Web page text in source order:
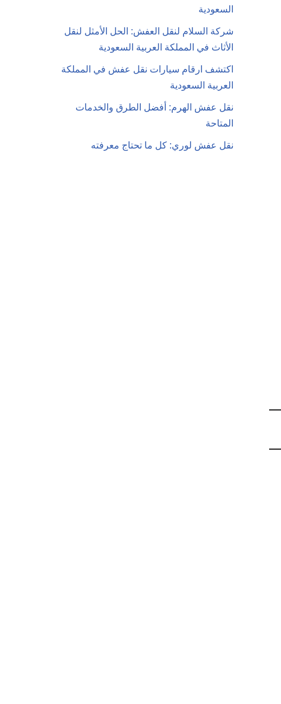
السعودية
شركة السلام لنقل العفش: الحل الأمثل لنقل
الأثاث في المملكة العربية السعودية
اكتشف ارقام سيارات نقل عفش في المملكة
العربية السعودية
نقل عفش الهرم: أفضل الطرق والخدمات
المتاحة
نقل عفش لوري: كل ما تحتاج معرفته